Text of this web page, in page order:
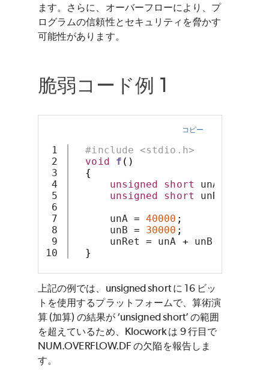
ます。さらに、オーバーフローにより、プ
ログラムの信頼性とセキュリティを脅かす
可能性があります。
脆弱コード例 1
コピー
1
2
3
4
5
6
7
8
9
#include <stdio.h>
void
f ()
{
unsigned
short unA
unsigned
short unRet
unA = 40000 ;
unB = 30000 ;
unRet = unA + unB
}
上記の例では、unsigned short に 16 ビッ
トを使用するプラットフォームで、算術演
算 (加算) の結果が ‘unsigned short’ の範囲
を超えているため、Klocwork は 9 行目で
NUM.OVERFLOW.DF の欠陥を報告しま
す。